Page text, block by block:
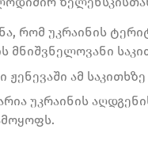
რომ უკრაინის
მნიშვნელოვანი
ამ
უკრაინის